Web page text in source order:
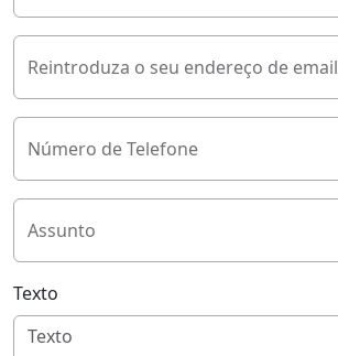
Reintroduza o seu endereço de email
Número de Telefone
Assunto
Texto